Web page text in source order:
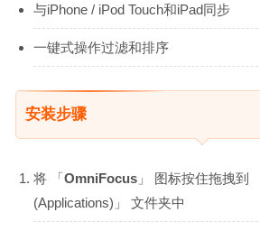
与iPhone / iPod Touch和iPad同步
一键式操作过滤和排序
安装步骤
将 「OmniFocus 」 图标按住拖拽到
(Applications)」 文件夹中